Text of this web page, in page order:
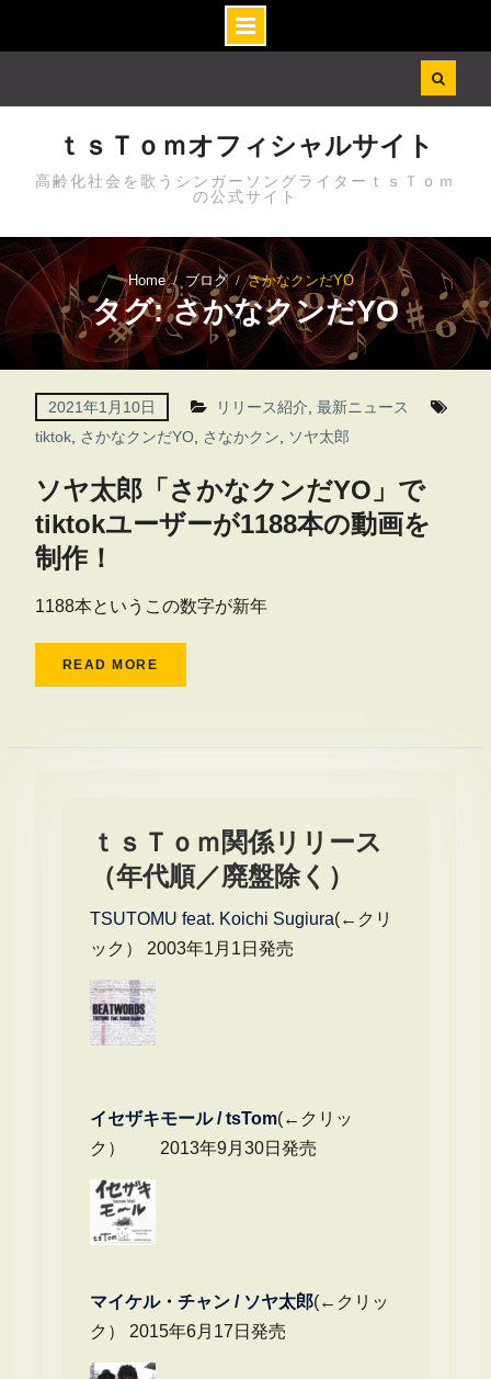
ｔｓＴｏｍオフィシャルサイト
高齢化社会を歌うシンガーソングライターｔｓＴｏｍ
の公式サイト
Home ブログ さかなクンだYO
タグ: さかなクンだYO
2021年1月10日 リリース紹介 最新ニュース
tiktok, さかなクンだYO, さなかクン ソヤ太郎
ソヤ太郎「さかなクンだYO」で
tiktokユーザーが1188本の動画を
制作！
1188本というこの数字が新年
READ MORE
ｔｓＴｏｍ関係リリース
（年代順／廃盤除く）
TSUTOMU feat. Koichi Sugiura(←クリ
ック） 2003年1月1日発売
イセザキモール / tsTom(←クリッ
ク） 2013年9月30日発売
マイケル・チャ ン / ソヤ太郎(←クリッ
ク） 2015年6月17日発売